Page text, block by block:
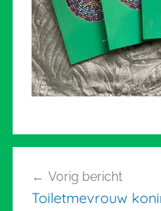
navigatie
Vorig bericht
Toiletmevrouw